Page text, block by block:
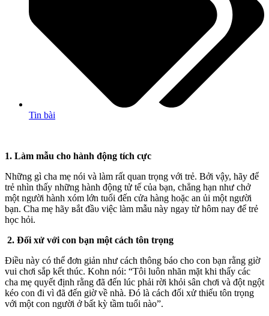
Tin bài
1. Làm mẫu cho hành động tích cực
Những gì cha mẹ nói và làm rất quan trọng với trẻ. Bởi vậy, hãy để
trẻ nhìn thấy những hành động tử tế của bạn, chẳng hạn như chở
một người hành xóm lớn tuổi đến cửa hàng hoặc an ủi một người
bạn. Cha mẹ hãy вắt đầυ việc làm mẫu này ngay từ hôm nay để trẻ
học hỏi.
2. Đối xử với con bạn một cách tôn trọng
Điều này có thể đơn giản như cách thông báo cho con bạn rằng giờ
vui chơi sắp kết thúc. Kohn nói: “Tôi luôn nhăn mặt khi thấy các
cha mẹ quyết định rằng đã đến lúc phải rời khỏi sân chơi và đột ngột
kéo con đi vì đã đến giờ về nhà. Đó là cách đối xử thiếu tôn trọng
với một con người ở bất kỳ tầm tuổi nào”.